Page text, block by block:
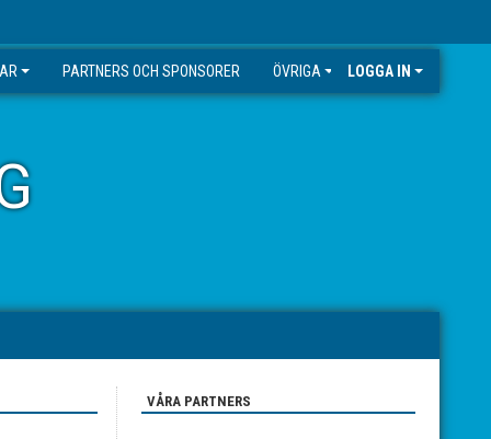
PARTNERS OCH SPONSORER ÖVRIGA LOGGA IN
VÅRA PARTNERS